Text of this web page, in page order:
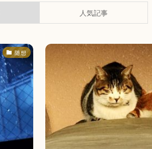
人気記事
随想